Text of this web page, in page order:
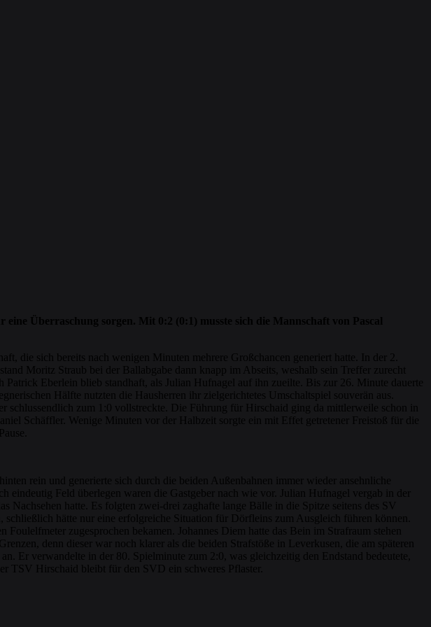
Überraschung sorgen. Mit 0:2 (0:1) musste sich die Mannschaft von Pascal
die sich bereits nach wenigen Minuten mehrere Großchancen generiert hatte. In der 2.
Moritz Straub bei der Ballabgabe dann knapp im Abseits, weshalb sein Treffer zurecht
Eberlein blieb standhaft, als Julian Hufnagel auf ihn zueilte. Bis zur 26. Minute dauerte
Hälfte nutzten die Hausherren ihr zielgerichtetes Umschaltspiel souverän aus.
zum 1:0 vollstreckte. Die Führung für Hirschaid ging da mittlerweile schon in
Schäffler. Wenige Minuten vor der Halbzeit sorgte ein mit Effet getretener Freistoß für die
rein und generierte sich durch die beiden Außenbahnen immer wieder ansehnliche
Feld überlegen waren die Gastgeber nach wie vor. Julian Hufnagel vergab in der
hatte. Es folgten zwei-drei zaghafte lange Bälle in die Spitze seitens des SV
hätte nur eine erfolgreiche Situation für Dörfleins zum Ausgleich führen können.
zugesprochen bekamen. Johannes Diem hatte das Bein im Strafraum stehen
denn dieser war noch klarer als die beiden Strafstöße in Leverkusen, die am späteren
Er verwandelte in der 80. Spielminute zum 2:0, was gleichzeitig den Endstand bedeutete,
TSV Hirschaid bleibt für den SVD ein schweres Pflaster.